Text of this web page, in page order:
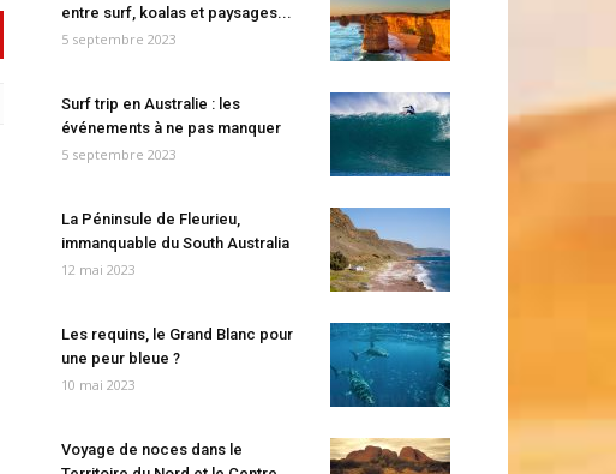
entre surf, koalas et paysages...
5 septembre 2023
Surf trip en Australie : les
événements à ne pas manquer
5 septembre 2023
La Péninsule de Fleurieu,
immanquable du South Australia
12 mai 2023
Les requins, le Grand Blanc pour
une peur bleue ?
10 mai 2023
Voyage de noces dans le